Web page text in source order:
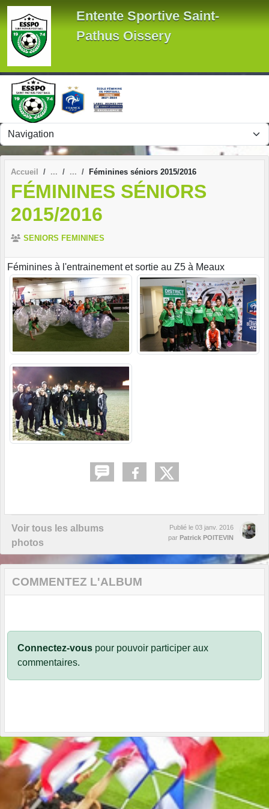
Entente Sportive Saint-
Pathus Oissery
Accueil Féminines séniors 2015/2016
FÉMININES SÉNIORS
2015/2016
SENIORS FEMININES
Féminines à l'entrainement et sortie au Z5 à Meaux
Voir tous les albums
photos
Publié le 03 janv. 2016
par Patrick POITEVIN
COMMENTEZ L'ALBUM
Connectez-vous pour pouvoir participer aux
commentaires.
Panneau de gestion des cookies